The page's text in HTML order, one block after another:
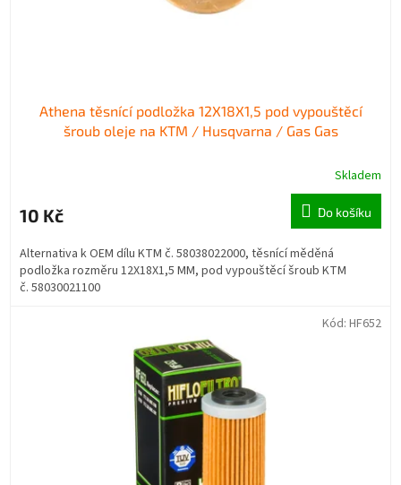
Athena těsnící podložka 12X18X1,5 pod vypouštěcí
šroub oleje na KTM / Husqvarna / Gas Gas
Skladem
10 Kč Do košíku
Alternativa k OEM dílu KTM č. 58038022000, těsnící měděná
podložka rozměru 12X18X1,5 MM, pod vypouštěcí šroub KTM
č. 58030021100
Kód: HF652